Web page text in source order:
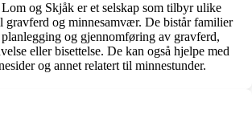
og Skjåk er et selskap som tilbyr ulike
gravferd og minnesamvær. De bistår familier
og gjennomføring av gravferd,
eller bisettelse. De kan også hjelpe med
og annet relatert til minnestunder.